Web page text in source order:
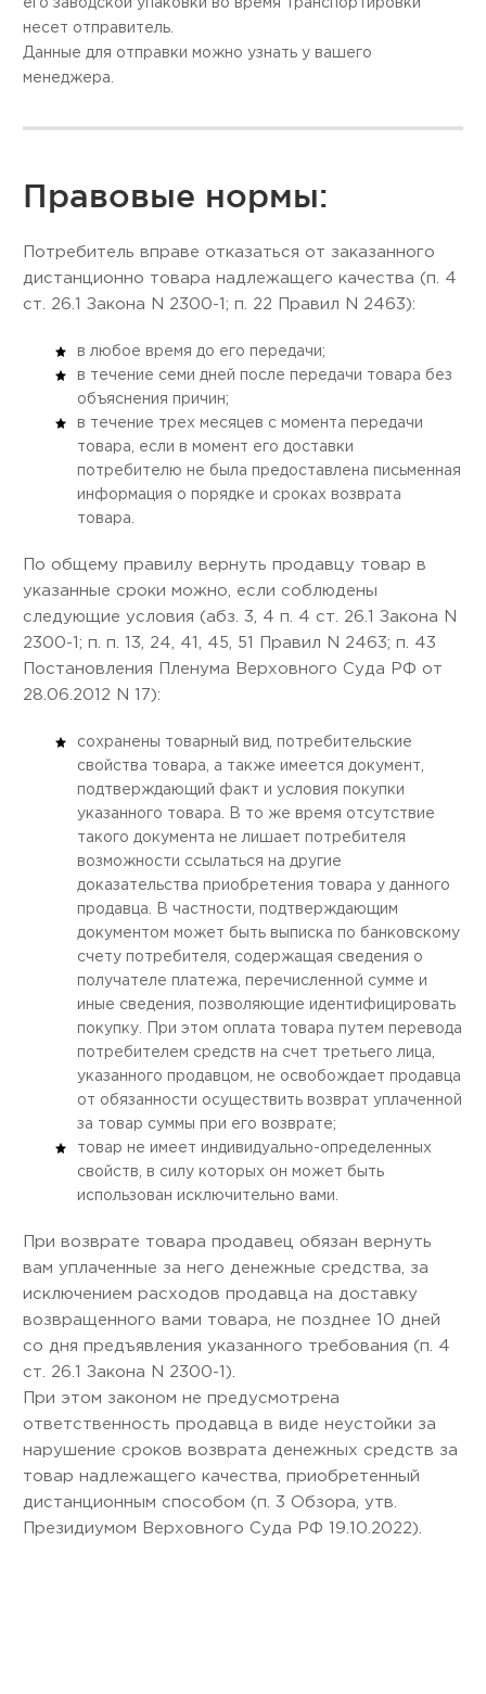
его заводской упаковки во время транспортировки
несет отправитель.
Данные для отправки можно узнать у вашего
менеджера.
Правовые нормы:
Потребитель вправе отказаться от заказанного
дистанционно товара надлежащего качества (п. 4
ст. 26.1 Закона N 2300-1; п. 22 Правил N 2463):
в любое время до его передачи;
в течение семи дней после передачи товара без
объяснения причин;
в течение трех месяцев с момента передачи
товара, если в момент его доставки
потребителю не была предоставлена письменная
информация о порядке и сроках возврата
товара.
По общему правилу вернуть продавцу товар в
указанные сроки можно, если соблюдены
следующие условия (абз. 3, 4 п. 4 ст. 26.1 Закона N
2300-1; п. п. 13, 24, 41, 45, 51 Правил N 2463; п. 43
Постановления Пленума Верховного Суда РФ от
28.06.2012 N 17):
сохранены товарный вид, потребительские
свойства товара, а также имеется документ,
подтверждающий факт и условия покупки
указанного товара. В то же время отсутствие
такого документа не лишает потребителя
возможности ссылаться на другие
доказательства приобретения товара у данного
продавца. В частности, подтверждающим
документом может быть выписка по банковскому
счету потребителя, содержащая сведения о
получателе платежа, перечисленной сумме и
иные сведения, позволяющие идентифицировать
покупку. При этом оплата товара путем перевода
потребителем средств на счет третьего лица,
указанного продавцом, не освобождает продавца
от обязанности осуществить возврат уплаченной
за товар суммы при его возврате;
товар не имеет индивидуально-определенных
свойств, в силу которых он может быть
использован исключительно вами.
При возврате товара продавец обязан вернуть
вам уплаченные за него денежные средства, за
исключением расходов продавца на доставку
возвращенного вами товара, не позднее 10 дней
со дня предъявления указанного требования (п. 4
ст. 26.1 Закона N 2300-1).
При этом законом не предусмотрена
ответственность продавца в виде неустойки за
нарушение сроков возврата денежных средств за
товар надлежащего качества, приобретенный
дистанционным способом (п. 3 Обзора, утв.
Президиумом Верховного Суда РФ 19.10.2022).